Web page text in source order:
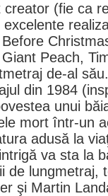
creator (fie ca
Peach,
de-al
din 1984
unui
mort într-un
adusă la
va sta la
de lungmetraj,
şi Martin